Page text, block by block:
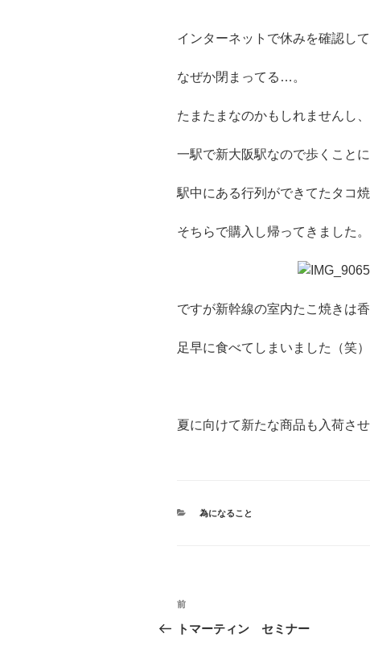
インターネットで休みを確認し
なぜか閉まってる…。
たまたまなのかもしれませんし
一駅で新大阪駅なので歩くことに
駅中にある行列ができてたタコ
そちらで購入し帰ってきました。
ですが新幹線の室内たこ焼きは
足早に食べてしまいました（笑）
夏に向けて新たな商品も入荷さ
カ
為になること
投
稿
前
の
前
トマーティン セミナー